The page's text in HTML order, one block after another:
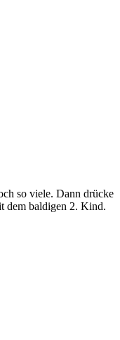
so viele. Dann drücke
dem baldigen 2. Kind.